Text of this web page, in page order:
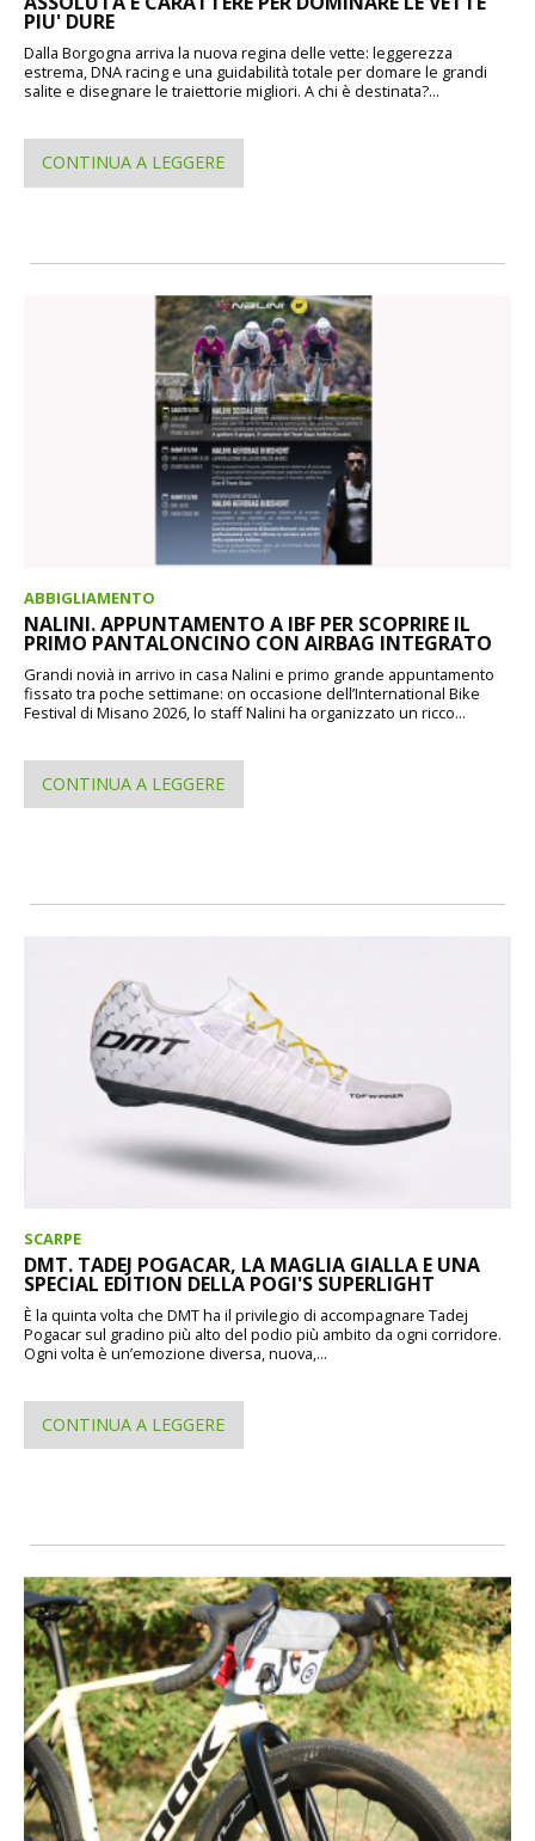
PIU' DURE
Dalla Borgogna arriva la nuova regina delle vette: leggerezza
estrema, DNA racing e una guidabilità totale per domare le grandi
salite e disegnare le traiettorie migliori. A chi è destinata?...
CONTINUA A LEGGERE
ABBIGLIAMENTO
NALINI. APPUNTAMENTO A IBF PER SCOPRIRE IL
PRIMO PANTALONCINO CON AIRBAG INTEGRATO
Grandi novià in arrivo in casa Nalini e primo grande appuntamento
fissato tra poche settimane: on occasione dell’International Bike
Festival di Misano 2026, lo staff Nalini ha organizzato un ricco...
CONTINUA A LEGGERE
SCARPE
DMT. TADEJ POGACAR, LA MAGLIA GIALLA E UNA
SPECIAL EDITION DELLA POGI'S SUPERLIGHT
È la quinta volta che DMT ha il privilegio di accompagnare Tadej
Pogacar sul gradino più alto del podio più ambito da ogni corridore.
Ogni volta è un’emozione diversa, nuova,...
CONTINUA A LEGGERE